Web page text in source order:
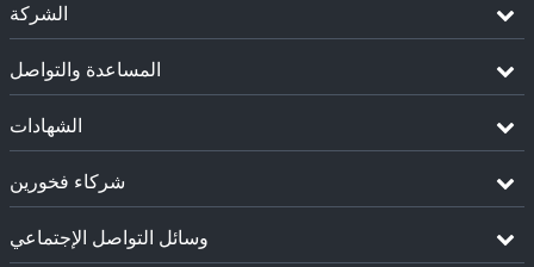
الشركة
المساعدة والتواصل
الشهادات
شركاء فخورين
وسائل التواصل الإجتماعي